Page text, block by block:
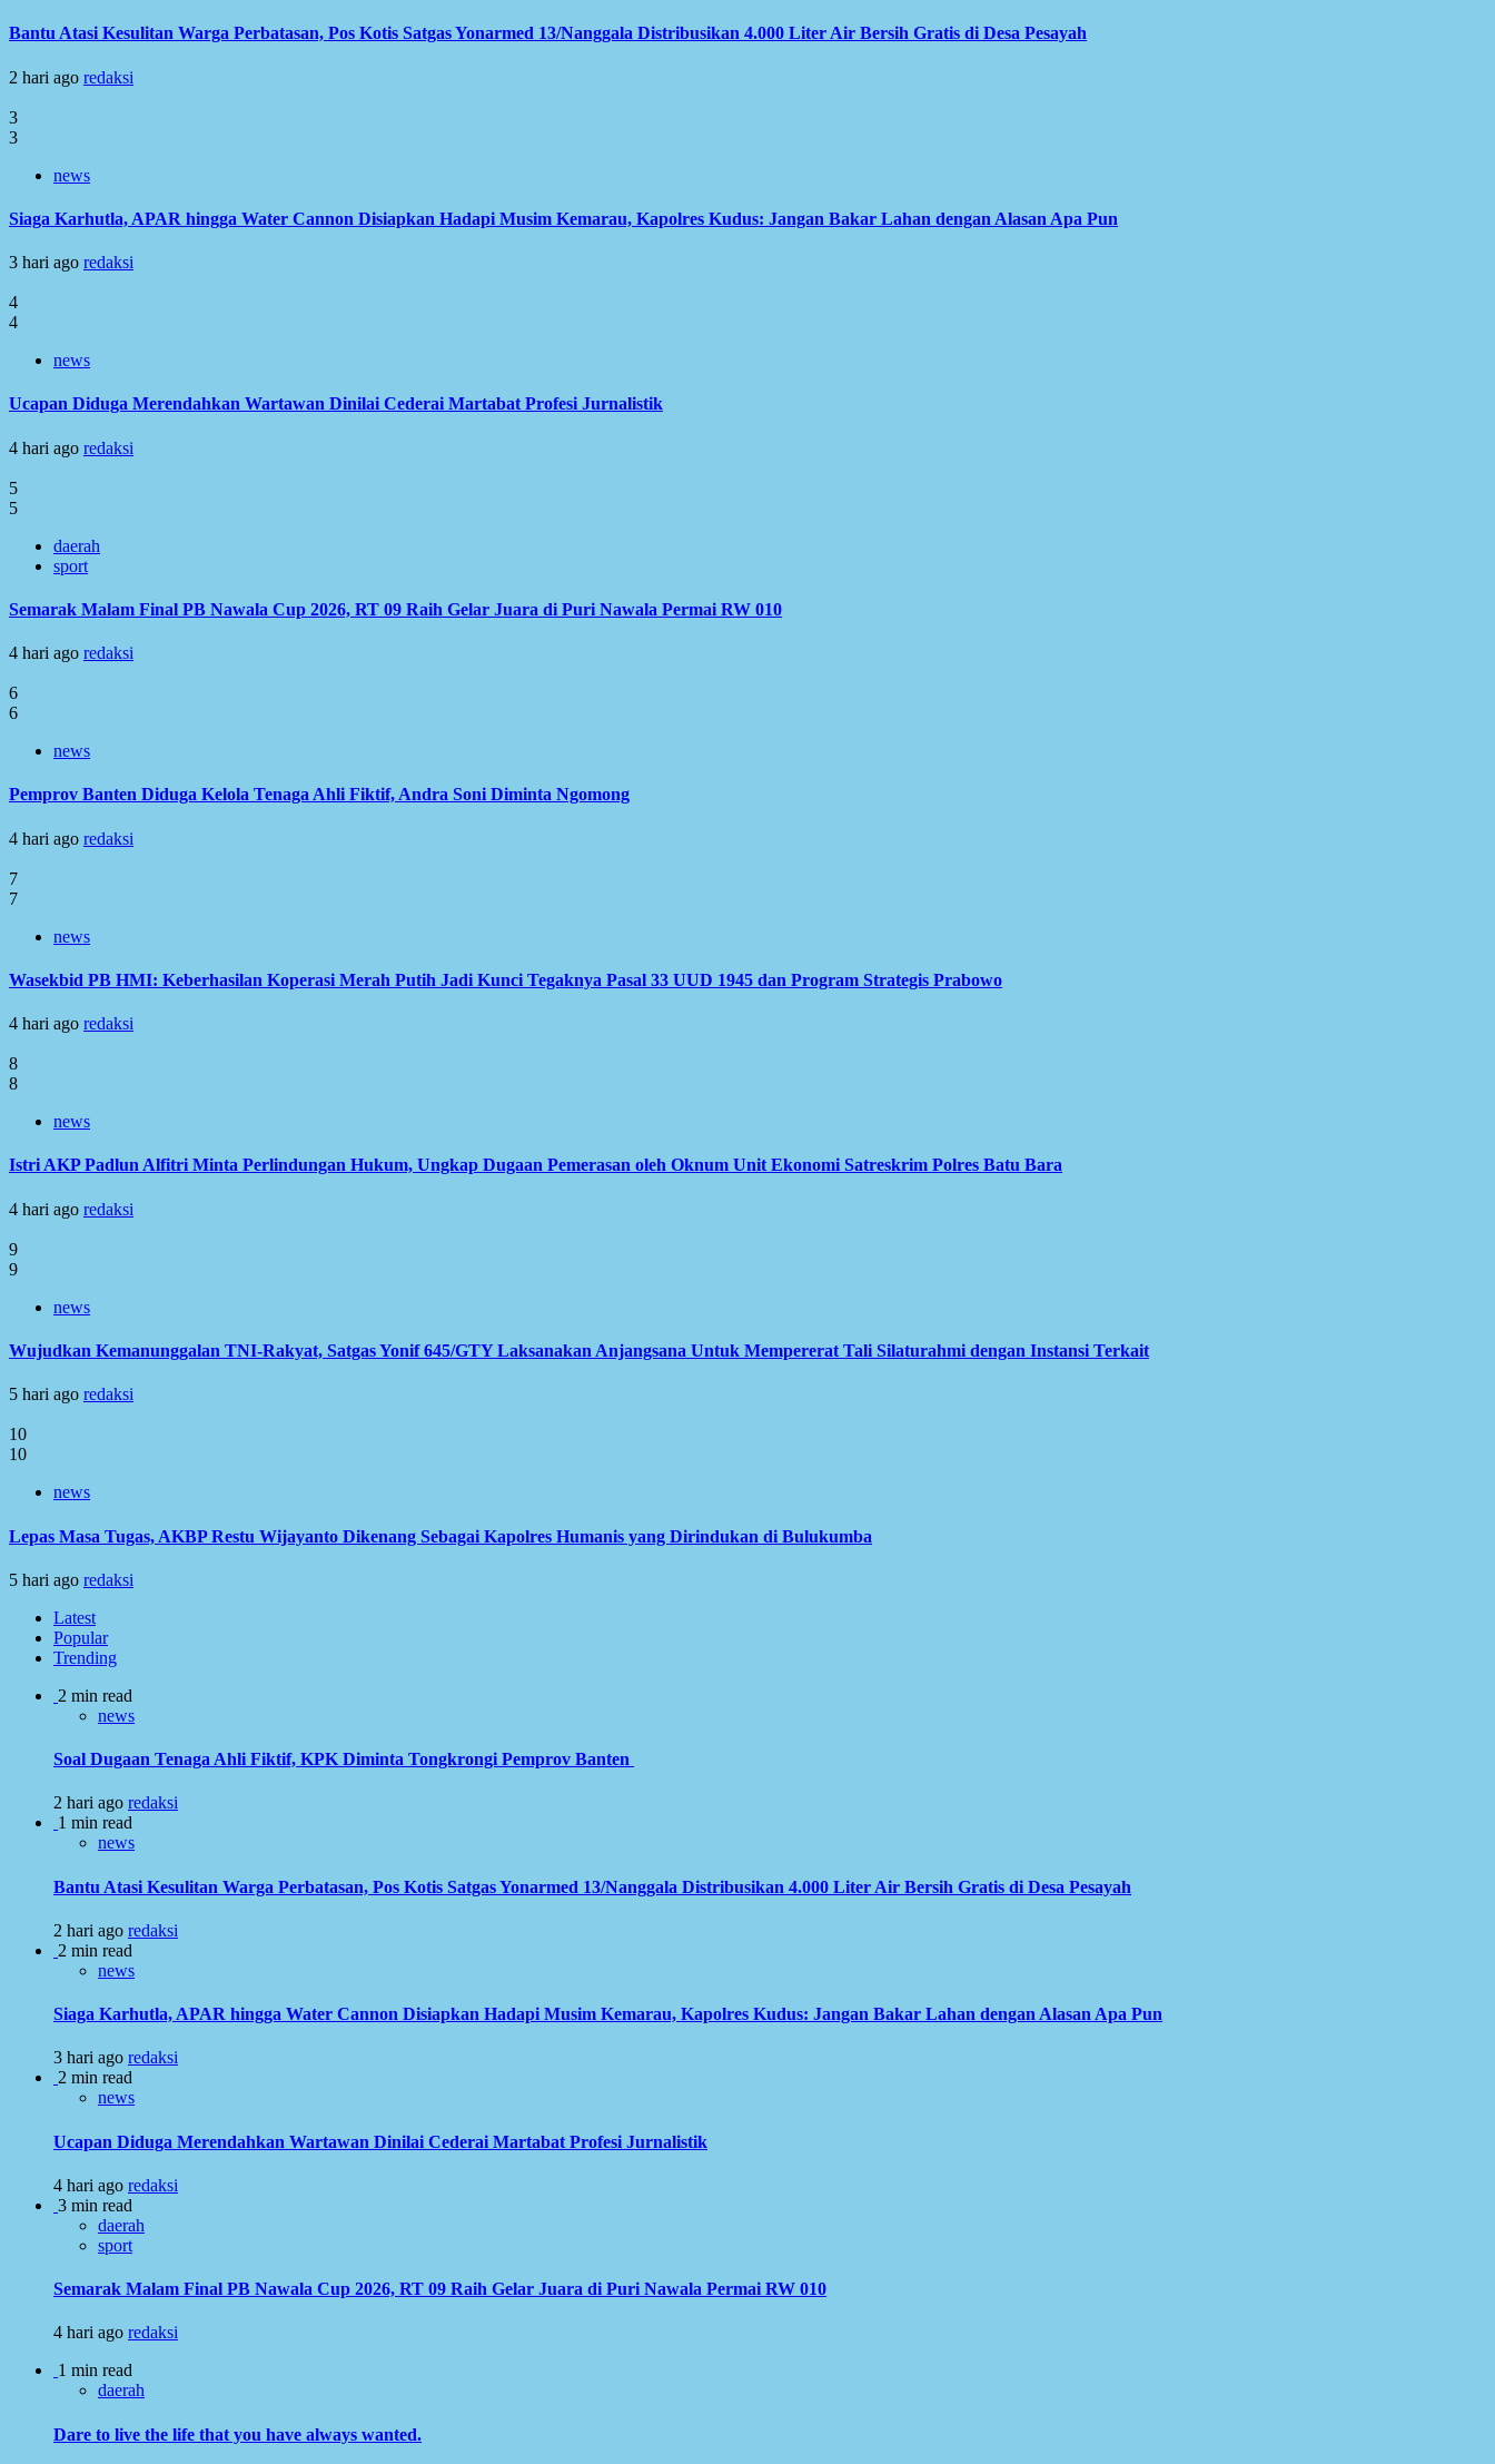
Bantu Atasi Kesulitan Warga Perbatasan, Pos Kotis Satgas Yonarmed 13/Nanggala Distribusikan 4.000 Liter Air Bersih Gratis di Desa Pesayah
2 hari ago redaksi
3
3
news
Siaga Karhutla, APAR hingga Water Cannon Disiapkan Hadapi Musim Kemarau, Kapolres Kudus: Jangan Bakar Lahan dengan Alasan Apa Pun
3 hari ago redaksi
4
4
news
Ucapan Diduga Merendahkan Wartawan Dinilai Cederai Martabat Profesi Jurnalistik
4 hari ago redaksi
5
5
daerah
sport
Semarak Malam Final PB Nawala Cup 2026, RT 09 Raih Gelar Juara di Puri Nawala Permai RW 010
4 hari ago redaksi
6
6
news
Pemprov Banten Diduga Kelola Tenaga Ahli Fiktif, Andra Soni Diminta Ngomong
4 hari ago redaksi
7
7
news
Wasekbid PB HMI: Keberhasilan Koperasi Merah Putih Jadi Kunci Tegaknya Pasal 33 UUD 1945 dan Program Strategis Prabowo
4 hari ago redaksi
8
8
news
Istri AKP Padlun Alfitri Minta Perlindungan Hukum, Ungkap Dugaan Pemerasan oleh Oknum Unit Ekonomi Satreskrim Polres Batu Bara
4 hari ago redaksi
9
9
news
Wujudkan Kemanunggalan TNI-Rakyat, Satgas Yonif 645/GTY Laksanakan Anjangsana Untuk Mempererat Tali Silaturahmi dengan Instansi Terkait
5 hari ago redaksi
10
10
news
Lepas Masa Tugas, AKBP Restu Wijayanto Dikenang Sebagai Kapolres Humanis yang Dirindukan di Bulukumba
5 hari ago redaksi
Latest
Popular
Trending
2 min read
news
Soal Dugaan Tenaga Ahli Fiktif, KPK Diminta Tongkrongi Pemprov Banten
2 hari ago redaksi
1 min read
news
Bantu Atasi Kesulitan Warga Perbatasan, Pos Kotis Satgas Yonarmed 13/Nanggala Distribusikan 4.000 Liter Air Bersih Gratis di Desa Pesayah
2 hari ago redaksi
2 min read
news
Siaga Karhutla, APAR hingga Water Cannon Disiapkan Hadapi Musim Kemarau, Kapolres Kudus: Jangan Bakar Lahan dengan Alasan Apa Pun
3 hari ago redaksi
2 min read
news
Ucapan Diduga Merendahkan Wartawan Dinilai Cederai Martabat Profesi Jurnalistik
4 hari ago redaksi
3 min read
daerah
sport
Semarak Malam Final PB Nawala Cup 2026, RT 09 Raih Gelar Juara di Puri Nawala Permai RW 010
4 hari ago redaksi
1 min read
daerah
Dare to live the life that you have always wanted.